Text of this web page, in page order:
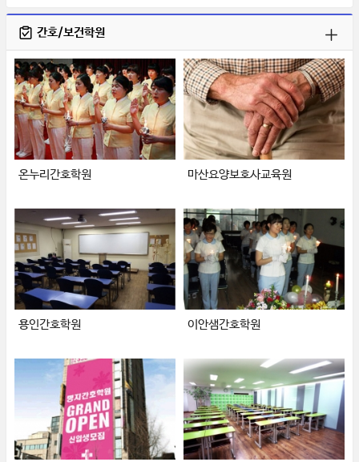
간호/보건학원
온누리간호학원 마산요양보호사교육원
용인간호학원 이안샘간호학원